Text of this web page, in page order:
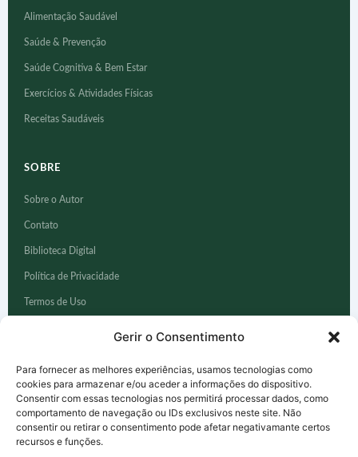
Gerir o Consentimento
Para fornecer as melhores experiências, usamos tecnologias como
cookies para armazenar e/ou aceder a informações do dispositivo.
Consentir com essas tecnologias nos permitirá processar dados, como
comportamento de navegação ou IDs exclusivos neste site. Não
consentir ou retirar o consentimento pode afetar negativamante certos
recursos e funções.
Alimentação Saudável
Saúde & Prevenção
Saúde Cognitiva & Bem Estar
Exercícios & Atividades Físicas
Receitas Saudáveis
SOBRE
Sobre o Autor
Contato
Biblioteca Digital
Política de Privacidade
Termos de Uso
FERRAMENTAS
Calculadora IMC
Quiz — Memória